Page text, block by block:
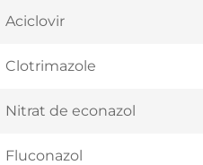
Aciclovir
Clotrimazole
Nitrat de econazol
Fluconazol